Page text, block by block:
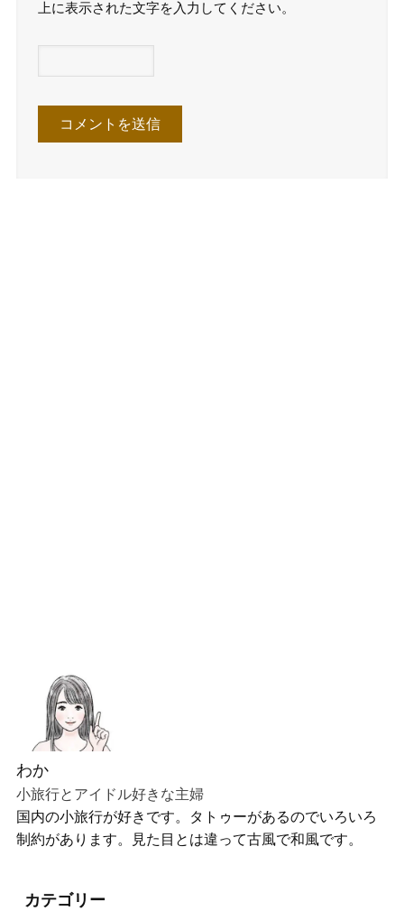
上に表示された文字を入力してください。
わか
小旅行とアイドル好きな主婦
国内の小旅行が好きです。タトゥーがあるのでいろいろ
制約があります。見た目とは違って古風で和風です。
カテゴリー